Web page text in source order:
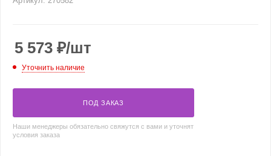
5 573 ₽/шт
Уточнить наличие
ПОД ЗАКАЗ
Наши менеджеры обязательно свяжутся с вами и уточнят
условия заказа